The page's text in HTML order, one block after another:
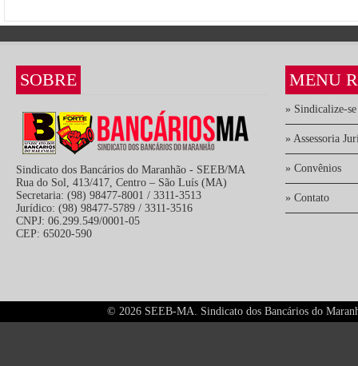
SOBRE
Sindicato dos Bancários do Maranhão - SEEB/MA
Rua do Sol, 413/417, Centro – São Luís (MA)
Secretaria: (98) 98477-8001 / 3311-3513
Jurídico: (98) 98477-5789 / 3311-3516
CNPJ: 06.299.549/0001-05
CEP: 65020-590
MENU
» Sindicalize-se
» Assessoria
» Convênios
» Contato
© 2026 SEEB-MA. Sindicato dos Bancários do